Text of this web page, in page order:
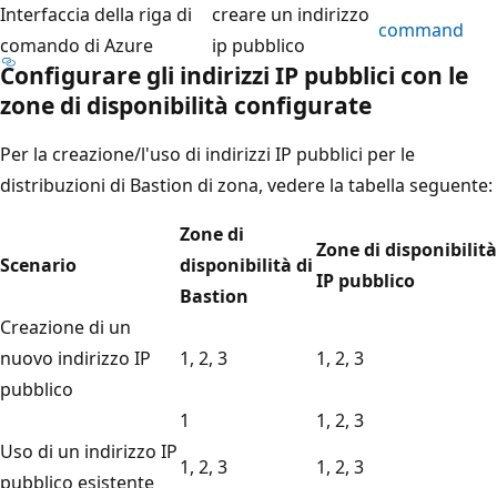
Interfaccia della riga di
comando di Azure
creare un indirizzo
ip pubblico
command
Configurare gli indirizzi IP pubblici con le
zone di disponibilità configurate
Per la creazione/l'uso di indirizzi IP pubblici per le
distribuzioni di Bastion di zona, vedere la tabella seguente:
Scenario
Zone di
disponibilità di
Bastion
Zone di disponibilità
IP pubblico
Creazione di un
nuovo indirizzo IP
pubblico
1, 2, 3 1, 2, 3
1
1, 2, 3
Uso di un indirizzo IP
pubblico esistente
1, 2, 3
1, 2, 3